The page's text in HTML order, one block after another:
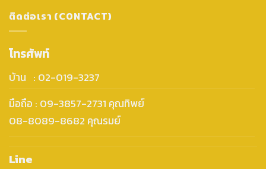
ติดต่อเรา (CONTACT)
โทรศัพท์
บ้าน : 02-019-3237
มือถือ : 09-3857-2731 คุณทิพย์
08-8089-8682 คุณรมย์
Line